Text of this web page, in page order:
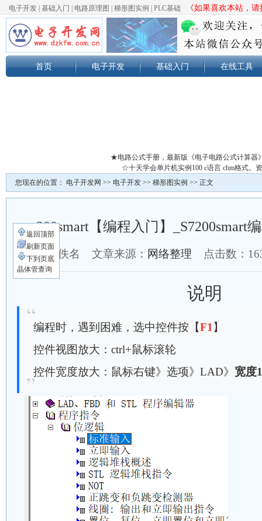
电子开发 基础入门 电路原理图 梯形图实例 PLC基础 《如果喜欢本站，
首页 电子开发 基础入门 在线工具
★电路公式手册，最新版《电子电路公式计算器
☆十天学会单片机实例100 c语言 chm格式。
您现在的位置： 电子开发网 >> 电子开发 >> 梯形图实例 >> 正文
200smart【编程入门】_S7200smart
作者：佚名 文章来源： 网络整理 点击数：
说明
编程时，遇到困难，选中控件按【F1 】
控件视图放大：ctrl+鼠标滚轮
控件宽度放大：鼠标右键》选项》LAD》 宽度
返回顶部
刷新页面
下到页底
晶体管查询